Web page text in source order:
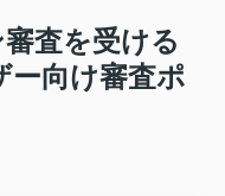
査を受ける
ー向け審査ポ